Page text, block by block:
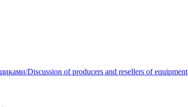
Discussion of producers and resellers of equipment